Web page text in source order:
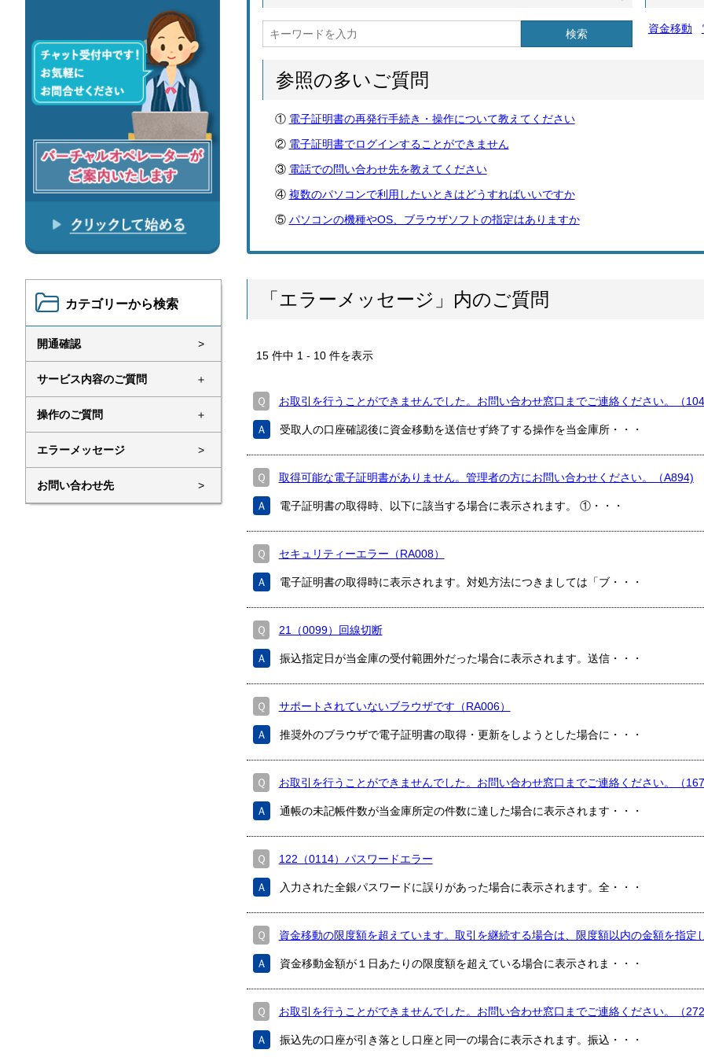
検索 資金移動
参照の多いご質問
電子証明書の再発行手続き・操作について教えてください
電子証明書でログインすることができません
電話での問い合わせ先を教えてください
複数のパソコンで利用したいときはどうすればいいですか
パソコンの機種やOS、ブラウザソフトの指定はありますか
カテゴリーから検索
開通確認 >
サービス内容のご質問 ＋
操作のご質問 ＋
エラーメッセージ >
お問い合わせ先 >
「エラーメッセージ」内のご質問
15 件中 1 - 10 件を表示
Ｑ お取引を行うことができませんでした。お問い合わせ窓口までご連絡ください。（
Ａ 受取人の口座確認後に資金移動を送信せず終了する操作を当金庫所・・・
Ｑ 取得可能な電子証明書がありません。管理者の方にお問い合わせください。（A894)
Ａ 電子証明書の取得時、以下に該当する場合に表示されます。 ①・・・
Ｑ セキュリティーエラー（RA008）
Ａ 電子証明書の取得時に表示されます。対処方法につきましては「ブ・・・
Ｑ 21（0099）回線切断
Ａ 振込指定日が当金庫の受付範囲外だった場合に表示されます。送信・・・
Ｑ サポートされていないブラウザです（RA006）
Ａ 推奨外のブラウザで電子証明書の取得・更新をしようとした場合に・・・
Ｑ お取引を行うことができませんでした。お問い合わせ窓口までご連絡ください。（
Ａ 通帳の未記帳件数が当金庫所定の件数に達した場合に表示されます・・・
Ｑ 122（0114）パスワードエラー
Ａ 入力された全銀パスワードに誤りがあった場合に表示されます。全・・・
Ｑ 資金移動の限度額を超えています。取引を継続する場合は、限度額以内の金額を指定
Ａ 資金移動金額が１日あたりの限度額を超えている場合に表示されま・・・
Ｑ お取引を行うことができませんでした。お問い合わせ窓口までご連絡ください。（
Ａ 振込先の口座が引き落とし口座と同一の場合に表示されます。振込・・・